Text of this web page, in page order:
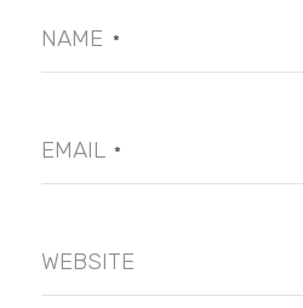
NAME *
EMAIL *
WEBSITE